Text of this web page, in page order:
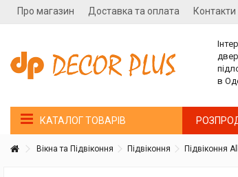
Про магазин Доставка та оплата Контакти
в
КАТАЛОГ ТОВАРІВ
Вікна та Підвіконня Підвіконня Підвіконня